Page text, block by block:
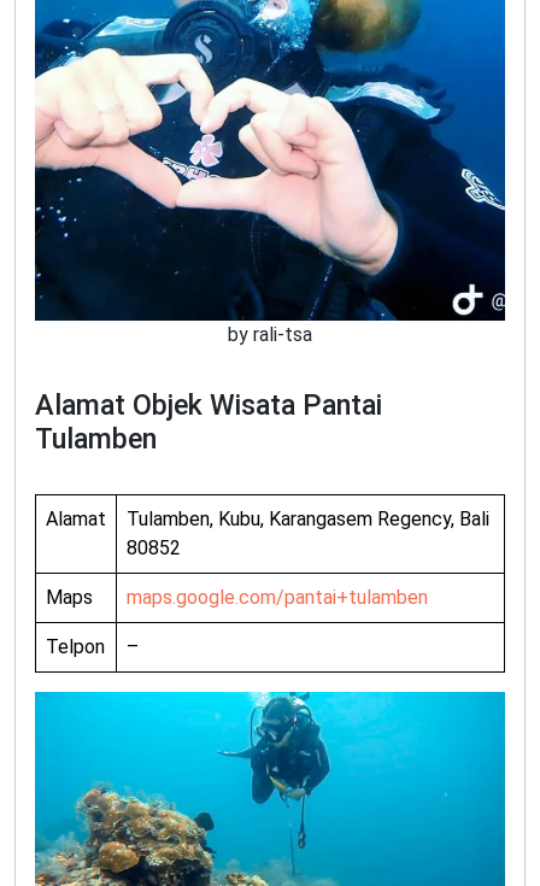
by rali-tsa
Alamat Objek Wisata Pantai
Tulamben
Alamat
Tulamben, Kubu, Karangasem Regency, Bali
80852
Maps maps.google.com/pantai+tulamben
Telpon –